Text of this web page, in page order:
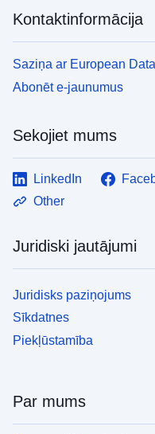
Kontaktinformācija
Saziņa ar European
Abonēt e-jaunumus
Sekojiet mums
LinkedIn
Other
Juridiski jautājumi
Juridisks paziņojums
Sīkdatnes
Piekļūstamība
Par mums